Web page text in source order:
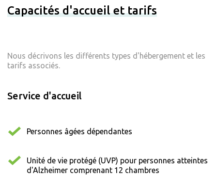
Capacités d'accueil et tarifs
Nous décrivons les différents types d'hébergement et les
tarifs associés.
Service d'accueil
Personnes âgées dépendantes
Unité de vie protégé (UVP) pour personnes atteintes
d'Alzheimer comprenant 12 chambres